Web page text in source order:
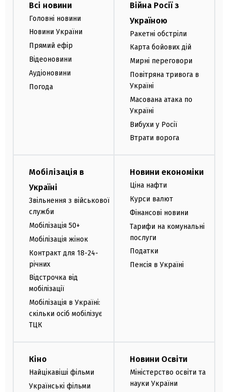
Всі новини
Головні новини
Новини України
Прямий ефір
Відеоновини
Аудіоновини
Погода
Війна Росії з
Україною
Ракетні обстріли
Карта бойових дій
Мирні переговори
Повітряна тривога в
Україні
Масована атака по
Україні
Вибухи у Росії
Втрати ворога
Мобілізація в
Україні
Звільнення з військової
служби
Мобілізація 50+
Мобілізація жінок
Контракт для 18-24-
річних
Відстрочка від
мобілізації
Мобілізація в Україні:
скільки осіб мобілізує
ТЦК
Новини економіки
Ціна нафти
Курси валют
Фінансові новини
Тарифи на комунальні
послуги
Податки
Пенсія в Україні
Кіно
Найцікавіші фільми
Українські фільми
Новини Освіти
Міністерство освіти та
науки України